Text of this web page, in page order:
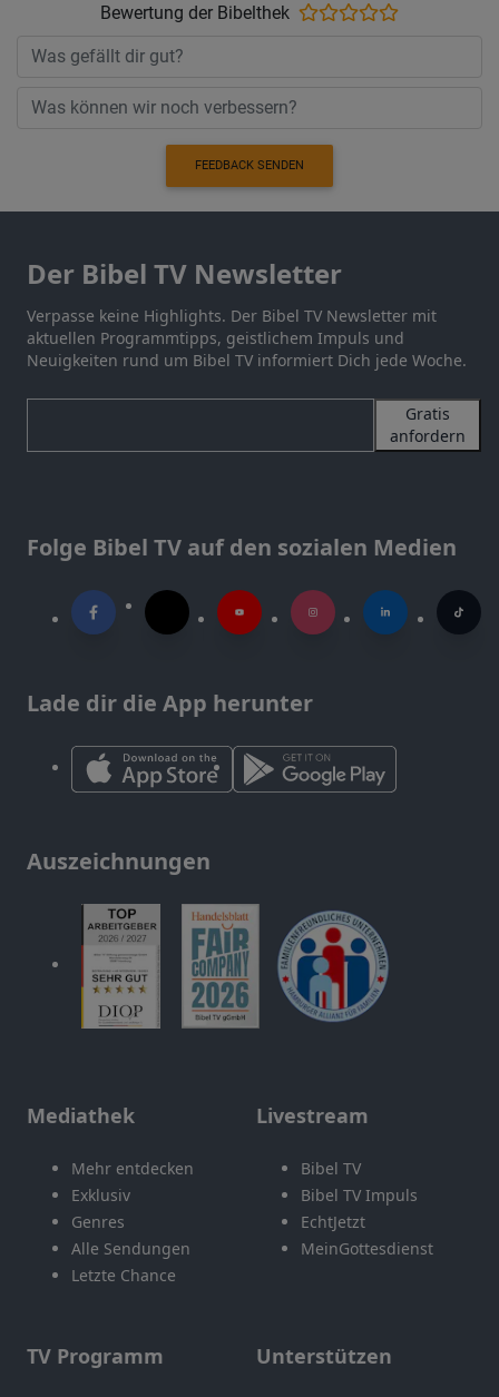
Bewertung der Bibelthek
FEEDBACK SENDEN
Der Bibel TV Newsletter
Verpasse keine Highlights. Der Bibel TV Newsletter mit
aktuellen Programmtipps, geistlichem Impuls und
Neuigkeiten rund um Bibel TV informiert Dich jede Woche.
Gratis
anfordern
Folge Bibel TV auf den sozialen Medien
Lade dir die App herunter
Auszeichnungen
Mediathek
Mehr entdecken
Exklusiv
Genres
Alle Sendungen
Letzte Chance
Livestream
Bibel TV
Bibel TV Impuls
EchtJetzt
MeinGottesdienst
TV Programm Unterstützen